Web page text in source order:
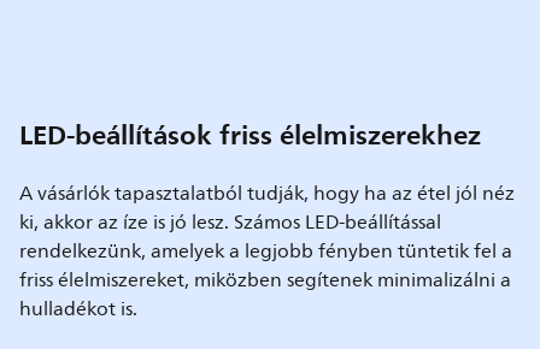
LED-beállítások friss élelmiszerekhez
A vásárlók tapasztalatból tudják, hogy ha az étel jól néz
ki, akkor az íze is jó lesz. Számos LED-beállítással
rendelkezünk, amelyek a legjobb fényben tüntetik fel a
friss élelmiszereket, miközben segítenek minimalizálni a
hulladékot is.